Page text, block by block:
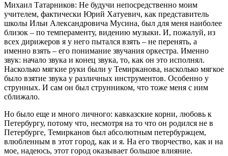
Михаил Татарников: Не будучи непосредственно моим
учителем, фактически Юрий Хатуевич, как представитель
школы Ильи Александровича Мусина, был для меня наиболее
близок – по темпераменту, видению музыки. И, пожалуй, из
всех дирижеров я у него пытался взять – не перенять, а
именно взять – его понимание звучания оркестра. Именно
звук: начало звука и конец звука, то, как он это исполнял.
Насколько мягкие руки были у Темирканова, насколько мягкое
было взятие звука у различных инструментов. Особенно у
струнных. И сам он был струнником, что тоже меня с ним
сближало.
Но было еще и много личного: кавказские корни, любовь к
Петербургу, потому что, несмотря на то что он родился не в
Петербурге, Темирканов был абсолютным петербуржцем,
влюбленным в этот город, как и я. На его творчество, как и на
мое, надеюсь, этот город оказывает большое влияние.